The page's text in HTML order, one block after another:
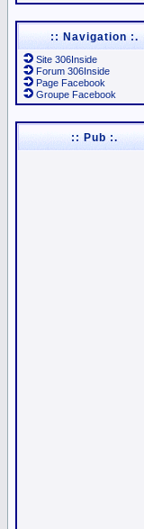
:: Navigation :.
Site 306Inside
Forum 306Inside
Page Facebook
Groupe Facebook
:: Pub :.